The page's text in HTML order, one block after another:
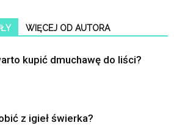
WIĘCEJ OD AUTORA
kupić dmuchawę do liści?
z igieł świerka?